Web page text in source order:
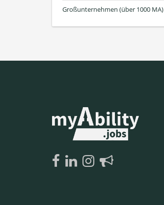
Großunternehmen (über 1000 MA)